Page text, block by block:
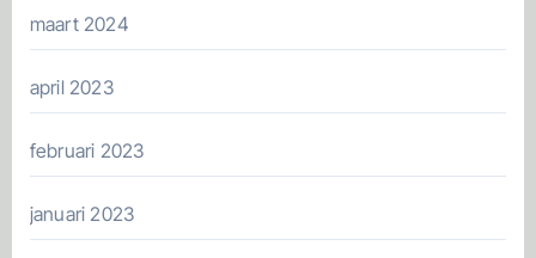
maart 2024
april 2023
februari 2023
januari 2023